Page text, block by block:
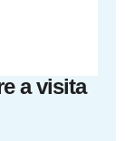
a visita